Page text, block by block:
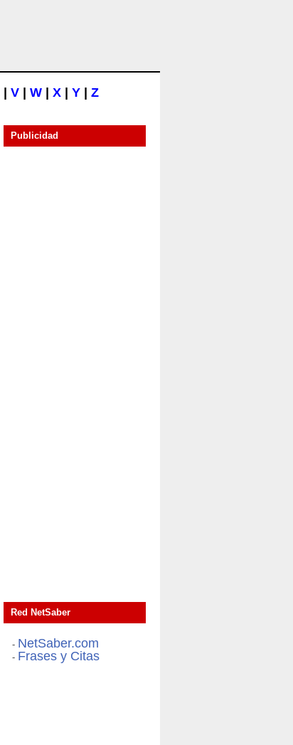
V W X Y Z
Publicidad
Red NetSaber
- NetSaber.com
- Frases y Citas